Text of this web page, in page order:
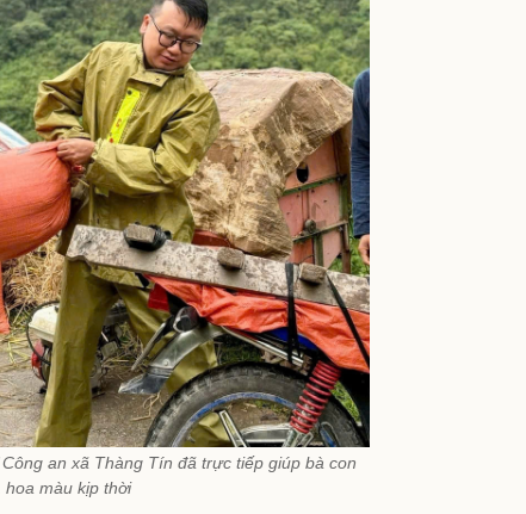
an xã Thàng Tín đã trực tiếp giúp bà con
hoa màu kịp thời